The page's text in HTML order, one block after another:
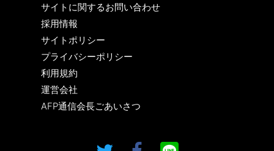
サイトに関するお問い合わせ
採用情報
サイトポリシー
プライバシーポリシー
利用規約
運営会社
AFP通信会長ごあいさつ